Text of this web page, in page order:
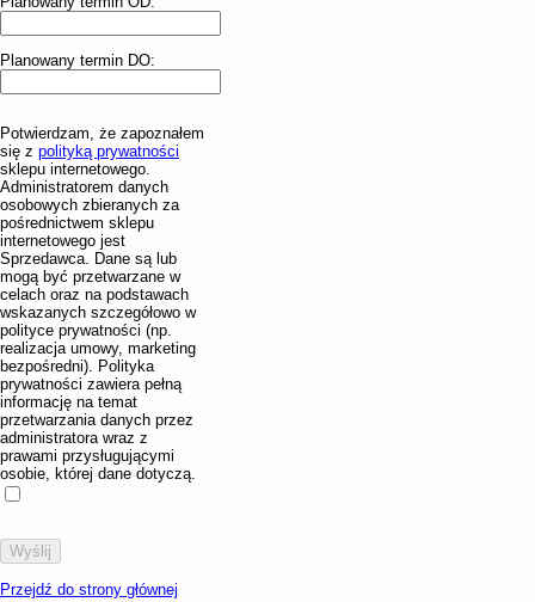
Planowany termin DO:
Potwierdzam, że zapoznałem
się z polityką prywatności
sklepu internetowego.
Administratorem danych
osobowych zbieranych za
pośrednictwem sklepu
internetowego jest
Sprzedawca. Dane są lub
mogą być przetwarzane w
celach oraz na podstawach
wskazanych szczegółowo w
polityce prywatności (np.
realizacja umowy, marketing
bezpośredni). Polityka
prywatności zawiera pełną
informację na temat
przetwarzania danych przez
administratora wraz z
prawami przysługującymi
osobie, której dane dotyczą.
Przejdź do strony głównej